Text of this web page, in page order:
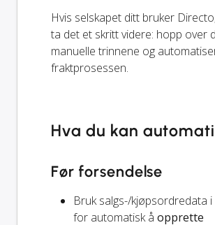
Hvis selskapet ditt bruker
ta det et skritt videre: hopp over
manuelle trinnene og
fraktprosessen.
Hva du kan
Før forsendelse
Bruk salgs-/kjøpsordredata
for automatisk å opprette